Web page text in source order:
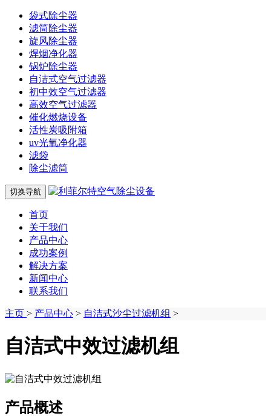
袋式除尘器
滤筒除尘器
旋风除尘器
焊烟净化器
锅炉除尘器
自洁式空气过滤器
初中效空气过滤器
高效空气过滤器
催化燃烧设备
活性炭吸附箱
uv光氧净化器
滤袋
除尘滤筒
切换导航
首页
关于我们
产品中心
成功案例
解决方案
新闻中心
联系我们
主页 > 产品中心 > 自洁式沙尘过滤机组 >
自洁式中效过滤机组
产品概述